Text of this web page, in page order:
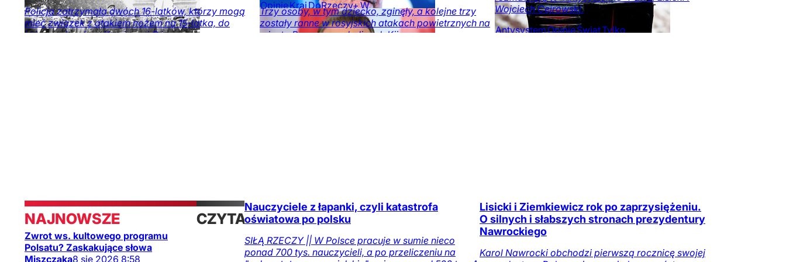
OpinieKrajDoRzeczy+W
numerzeTylko na
DoRzeczy.pl
Wojciech Cejrowski.
AntysystemOpinieŚwiatTylko
Policja zatrzymała dwóch 16-latków, którzy mogą
mieć związek z atakiem nożem na 15-latka, do
którego doszło w Kamiennej Górze.
Trzy osoby, w tym dziecko, zginęły, a kolejne trzy
zostały ranne w rosyjskich atakach powietrznych na
miasto Browary w okolicach Kijowa.
NAJNOWSZE
Zwrot ws. kultowego programu
Polsatu? Zaskakujące słowa
Miszczaka8 sie 2026 8:58
CZYTAJ
TAKŻE
Nauczyciele z łapanki, czyli katastrofa
oświatowa po polsku
SIŁĄ RZECZY || W Polsce pracuje w sumie nieco
ponad 700 tys. nauczycieli, a po przeliczeniu na
Lisicki i Ziemkiewicz rok po zaprzysiężeniu.
O silnych i słabszych stronach prezydentury
Nawrockiego
Karol Nawrocki obchodzi pierwszą rocznicę swojej